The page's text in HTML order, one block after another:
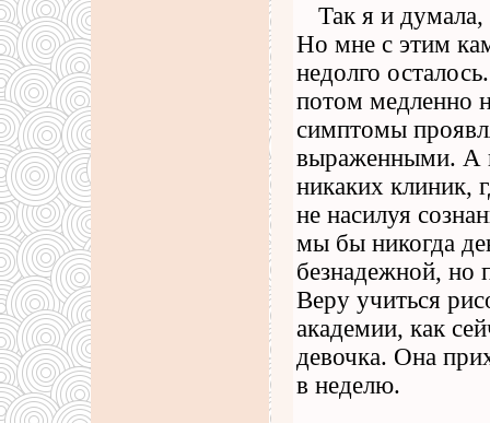
Так я и
Но мне с этим
недолго
потом медленно
симптомы
выраженными. А
никаких клиник,
не насилуя
мы бы никогда
безнадежной, но
Веру учиться
академии, как
девочка. Она
в неделю.